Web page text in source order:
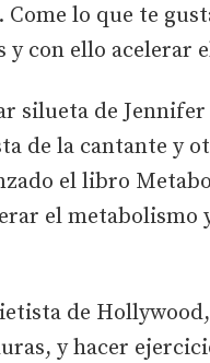
lo que te
y con ello acelerar
silueta de
de la cantante y
el libro
el
de
y hacer